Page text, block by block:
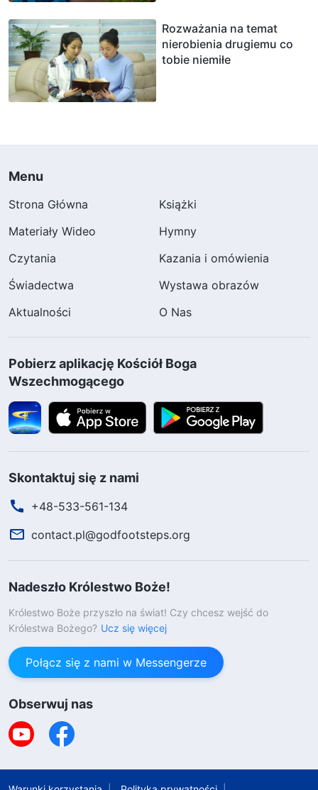
Rozważania na temat
nierobienia drugiemu co
tobie niemiłe
Menu
Strona Główna
Książki
Materiały Wideo
Hymny
Czytania
Kazania i omówienia
Świadectwa
Wystawa obrazów
Aktualności
O Nas
Pobierz aplikację Kościół Boga
Wszechmogącego
Skontaktuj się z nami
+48-533-561-134
contact.pl@godfootsteps.org
Nadeszło Królestwo Boże!
Królestwo Boże przyszło na świat! Czy chcesz wejść do
Królestwa Bożego? Ucz się więcej
Połącz się z nami w Messengerze
Obserwuj nas